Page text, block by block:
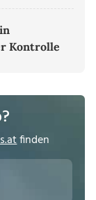
Kontrolle
finden